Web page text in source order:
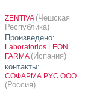
ZENTIVA (Чешская
Республика)
Произведено:
Laboratorios LEON
FARMA (Испания)
контакты:
СОФАРМА РУС ООО
(Россия)